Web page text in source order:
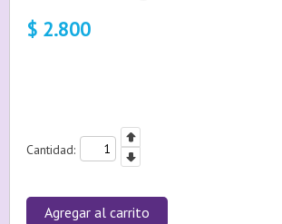
$ 2.800
Cantidad:
Agregar al carrito